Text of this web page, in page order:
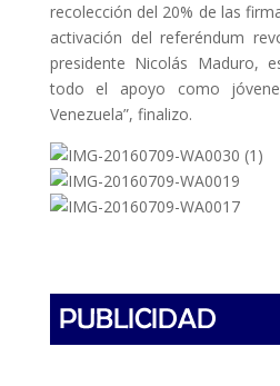
recolección del 20% de las
activación del referéndum
presidente Nicolás Maduro,
todo el apoyo como
Venezuela”, finalizo.